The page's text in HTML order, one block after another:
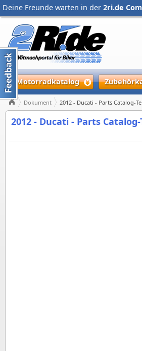
Deine Freunde warten in der 2ri.de
Motorradkatalog
Dokument 2012 - Ducati - Parts Catalog-
2012 - Ducati - Parts